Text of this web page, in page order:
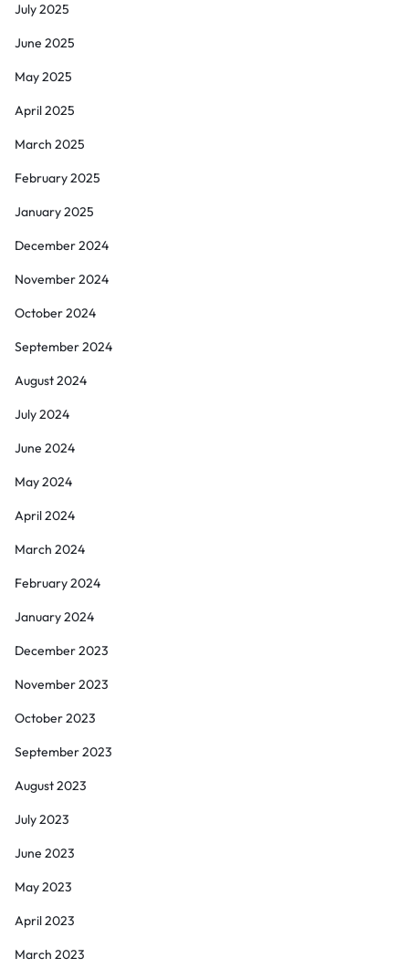
July 2025
June 2025
May 2025
April 2025
March 2025
February 2025
January 2025
December 2024
November 2024
October 2024
September 2024
August 2024
July 2024
June 2024
May 2024
April 2024
March 2024
February 2024
January 2024
December 2023
November 2023
October 2023
September 2023
August 2023
July 2023
June 2023
May 2023
April 2023
March 2023